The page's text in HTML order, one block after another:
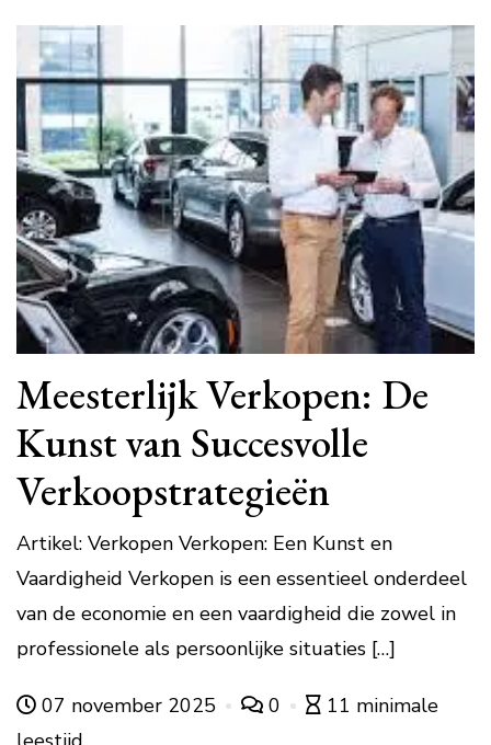
Meesterlijk Verkopen: De
Kunst van Succesvolle
Verkoopstrategieën
Artikel: Verkopen Verkopen: Een Kunst en
Vaardigheid Verkopen is een essentieel onderdeel
van de economie en een vaardigheid die zowel in
professionele als persoonlijke situaties […]
07 november 2025 0
11 minimale